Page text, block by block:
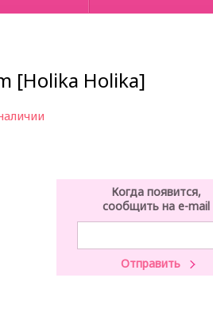
[Holika Holika]
Когда появится,
сообщить на e-mail